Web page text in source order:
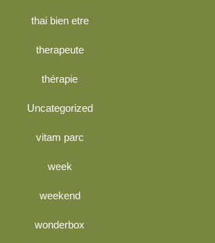
thai bien etre
therapeute
thérapie
Uncategorized
vitam parc
week
weekend
wonderbox